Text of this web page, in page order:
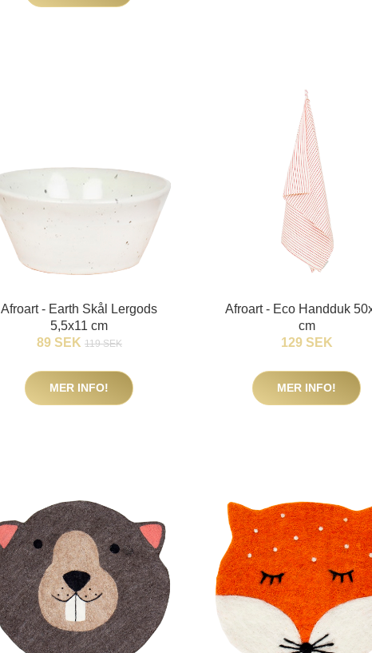
Afroart - Earth Skål Lergods
5,5x11 cm
89 SEK 119 SEK
MER INFO!
Afroart - Eco Handduk
cm
129 SEK
MER INFO!